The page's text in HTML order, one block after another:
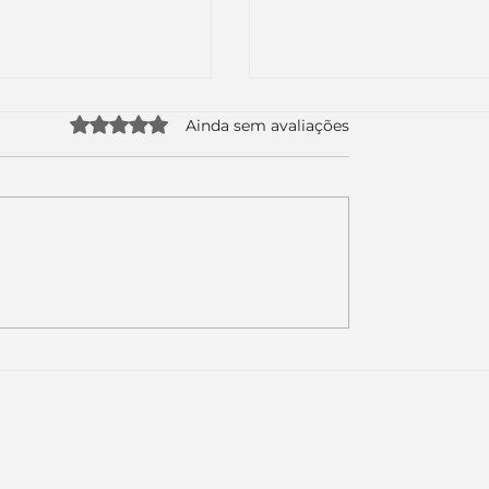
Avaliado com 0 de 5 estrelas.
Ainda sem avaliações